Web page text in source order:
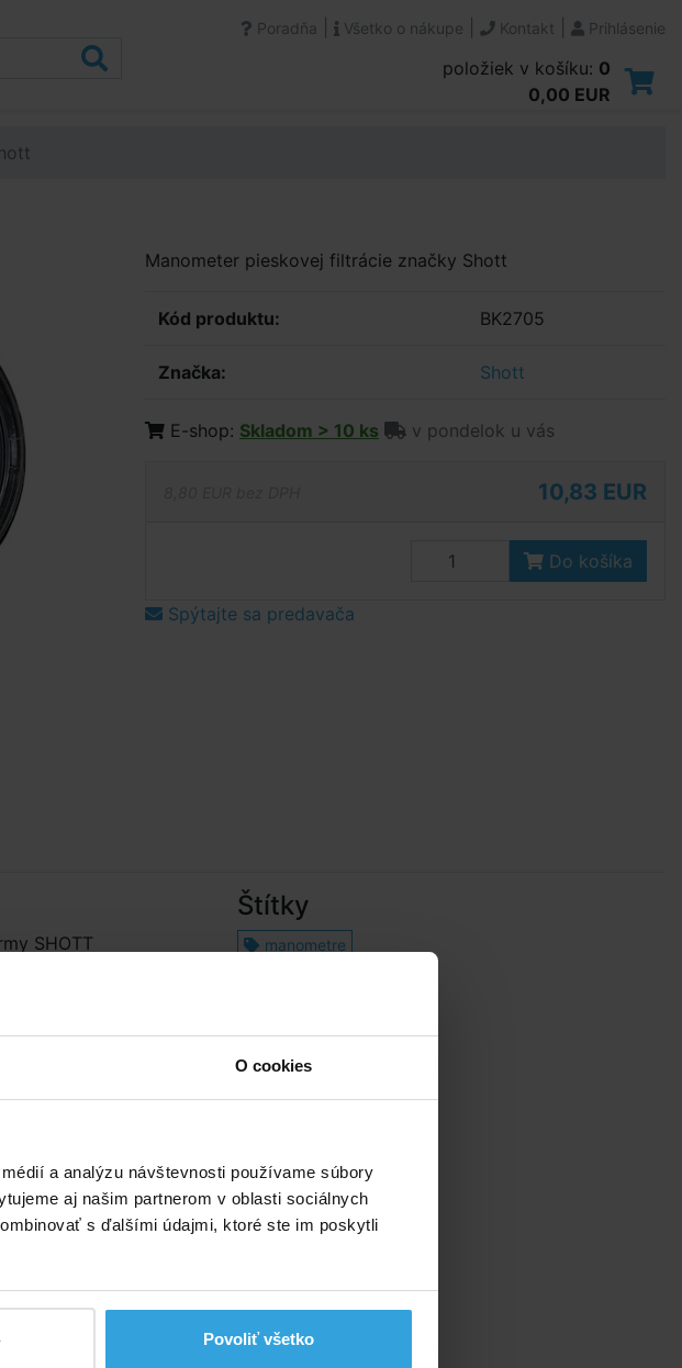
O cookies
a analýzu návštevnosti používame súbory
aj našim partnerom v oblasti sociálnych
s ďalšími údajmi, ktoré ste im poskytli
Povoliť všetko
Poradňa Všetko o nákupe Kontakt Prihlásenie
položiek v košíku: 0
0,00 EUR
Manometer pieskovej filtrácie značky Shott
Kód produktu: BK2705
Značka: Shott
E-shop: Skladom > 10 ks v pondelok u vás
10,83 EUR
Do košíka
Spýtajte sa predavača
SHOTT
Štítky
manometre